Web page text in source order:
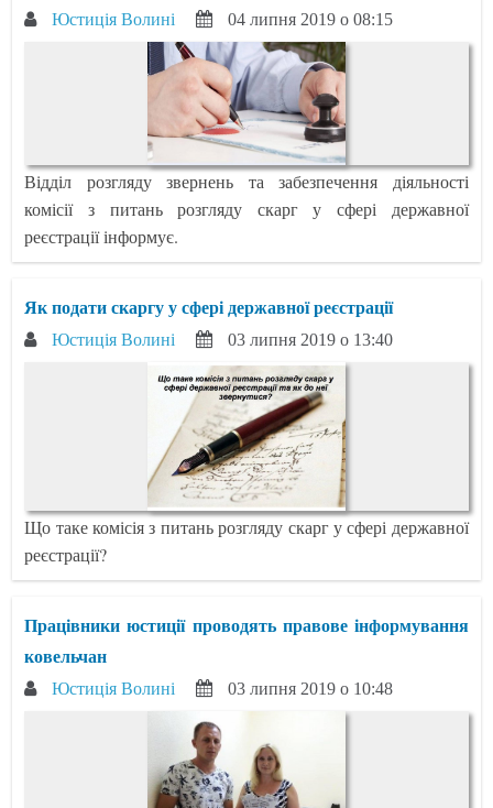
Юстиція Волині 04 липня 2019 о 08:15
Відділ розгляду звернень та забезпечення діяльності
комісії з питань розгляду скарг у сфері державної
реєстрації інформує.
Як подати скаргу у сфері державної реєстрації
Юстиція Волині 03 липня 2019 о 13:40
Що таке комісія з питань розгляду скарг у сфері державної
реєстрації?
Працівники юстиції проводять правове інформування
ковельчан
Юстиція Волині 03 липня 2019 о 10:48